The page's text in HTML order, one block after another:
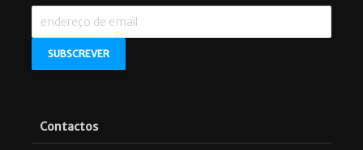
Contactos